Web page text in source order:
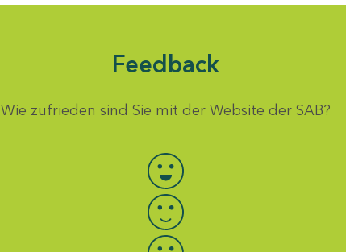
Feedback
Wie zufrieden sind Sie mit der Website der SAB?
Bewertung auswählen